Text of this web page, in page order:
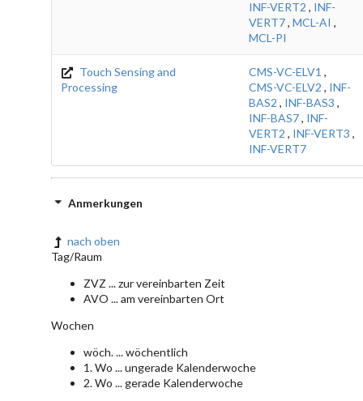
INF-VERT2 , INF-
VERT7, MCL-AI ,
MCL-PI
Touch Sensing and
Processing
CMS-VC-ELV1 ,
CMS-VC-ELV2 , INF-
BAS2 , INF-BAS3 ,
INF-BAS7, INF-
VERT2 , INF-VERT3 ,
INF-VERT7
Anmerkungen
nach oben
Tag/Raum
ZVZ ... zur vereinbarten Zeit
AVO ... am vereinbarten Ort
Wochen
wöch. ... wöchentlich
1. Wo ... ungerade Kalenderwoche
2. Wo ... gerade Kalenderwoche